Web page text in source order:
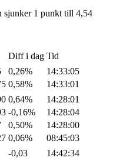
sjunker 1 punkt till 4,54
Diff i dag Tid
0,26%
14:33:05
0,58%
14:33:01
0,64%
14:28:01
-0,16%
14:28:04
0,50%
14:28:00
0,06%
08:45:03
-0,03
14:42:34